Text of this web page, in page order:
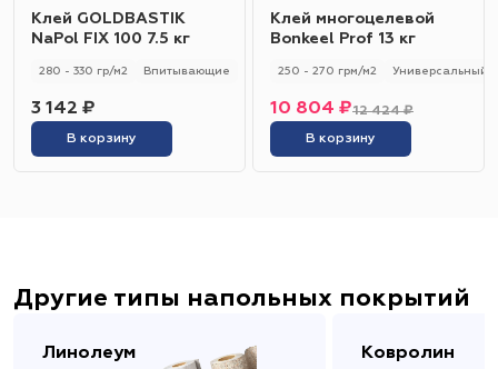
Клей GOLDBASTIK
NaPol FIX 100 7.5 кг
280 - 330 гр/м2 Впитывающие
3 142 ₽
В корзину
Клей многоцелевой
Bonkeel Prof 13 кг
250 - 270 грм/м2 Универсальный
12 424 ₽
10 804 ₽
В корзину
Другие типы напольных покрытий
Линолеум Ковролин